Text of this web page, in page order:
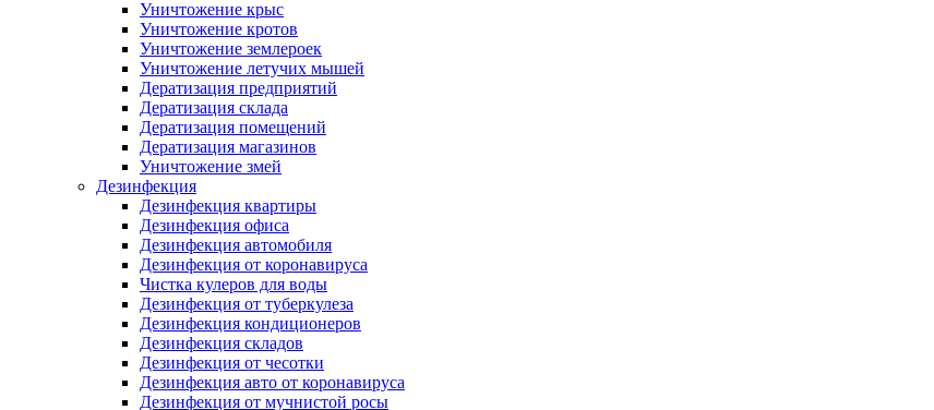
Уничтожение крыс
Уничтожение кротов
Уничтожение землероек
Уничтожение летучих мышей
Дератизация предприятий
Дератизация склада
Дератизация помещений
Дератизация магазинов
Уничтожение змей
Дезинфекция
Дезинфекция квартиры
Дезинфекция офиса
Дезинфекция автомобиля
Дезинфекция от коронавируса
Чистка кулеров для воды
Дезинфекция от туберкулеза
Дезинфекция кондиционеров
Дезинфекция складов
Дезинфекция от чесотки
Дезинфекция авто от коронавируса
Дезинфекция от мучнистой росы